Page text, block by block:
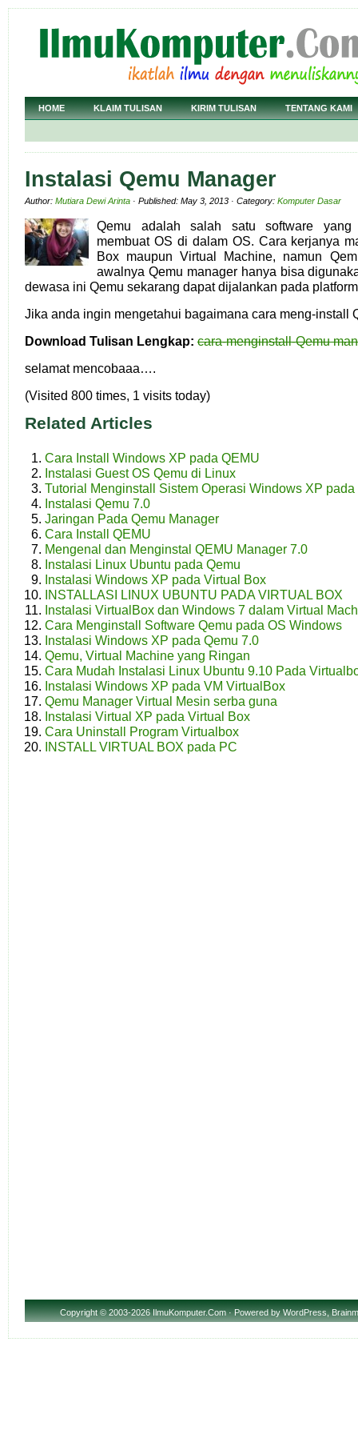
HOME KLAIM TULISAN KIRIM TULISAN TENTANG KAMI
Instalasi Qemu Manager
Author: Mutiara Dewi Arinta · Published: May 3, 2013 · Category: Komputer Dasar
Qemu adalah salah satu software yang
membuat OS di dalam OS. Cara kerjanya
Box maupun Virtual Machine, namun
awalnya Qemu manager hanya bisa
dewasa ini Qemu sekarang dapat dijalankan pada
Jika anda ingin mengetahui bagaimana cara meng-install
Download Tulisan Lengkap: cara-menginstall-Qemu
selamat mencobaaa….
(Visited 800 times, 1 visits today)
Related Articles
Cara Install Windows XP pada QEMU
Instalasi Guest OS Qemu di Linux
Tutorial Menginstall Sistem Operasi Windows XP
Instalasi Qemu 7.0
Jaringan Pada Qemu Manager
Cara Install QEMU
Mengenal dan Menginstal QEMU Manager 7.0
Instalasi Linux Ubuntu pada Qemu
Instalasi Windows XP pada Virtual Box
INSTALLASI LINUX UBUNTU PADA VIRTUAL BOX
Instalasi VirtualBox dan Windows 7 dalam Virtual
Cara Menginstall Software Qemu pada OS Windows
Instalasi Windows XP pada Qemu 7.0
Qemu, Virtual Machine yang Ringan
Cara Mudah Instalasi Linux Ubuntu 9.10 Pada
Instalasi Windows XP pada VM VirtualBox
Qemu Manager Virtual Mesin serba guna
Instalasi Virtual XP pada Virtual Box
Cara Uninstall Program Virtualbox
INSTALL VIRTUAL BOX pada PC
Copyright© 2003-2026 IlmuKomputer.Com · Powered byWordPress,